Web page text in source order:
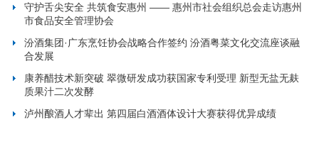
守护舌尖安全 共筑食安惠州 —— 惠州市社会组织总会走访惠州
市食品安全管理协会
汾酒集团·广东烹饪协会战略合作签约 汾酒粤菜文化交流座谈融
合发展
康养醋技术新突破 翠微研发成功获国家专利受理 新型无盐无麸
质果汁二次发酵
泸州酿酒人才辈出 第四届白酒酒体设计大赛获得优异成绩